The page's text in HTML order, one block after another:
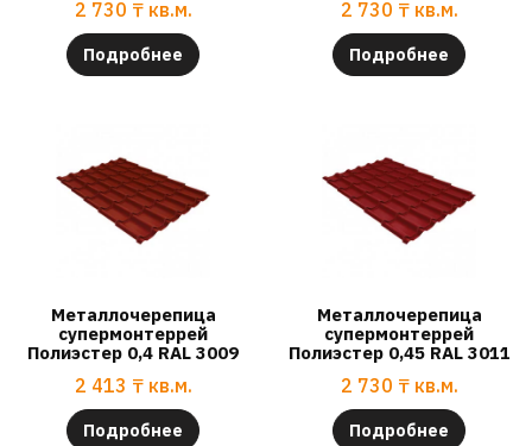
2 730 ₸ кв.м.
Подробнее
2 730 ₸ кв.м.
Подробнее
Металлочерепица
супермонтеррей
Полиэстер 0,4 RAL 3009
2 413 ₸ кв.м.
Подробнее
Металлочерепица
супермонтеррей
Полиэстер 0,45 RAL 3011
2 730 ₸ кв.м.
Подробнее